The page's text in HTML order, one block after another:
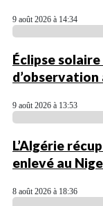
9 août 2026 à 14:34
Éclipse
d’observation
9 août 2026 à 13:53
L’Algérie
enlevé au
8 août 2026 à 18:36